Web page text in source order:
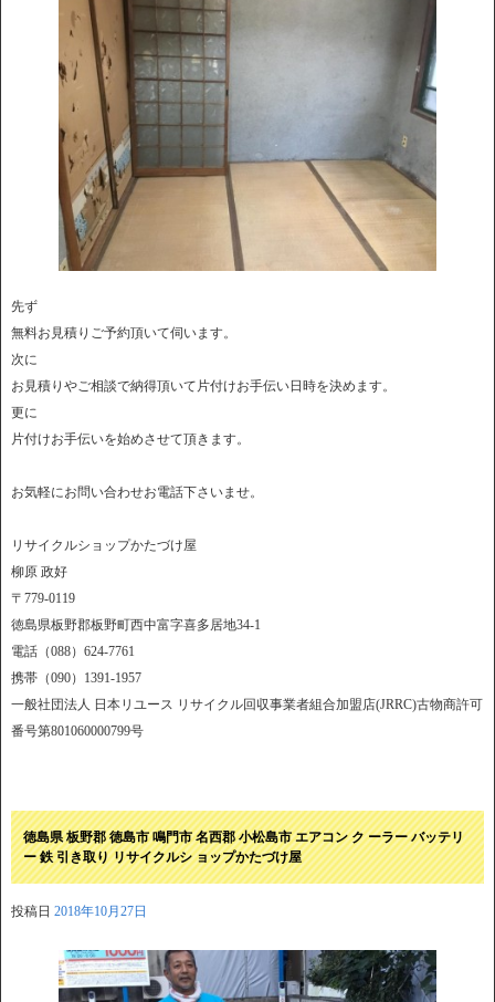
先ず
無料お見積りご予約頂いて伺います。
次に
お見積りやご相談で納得頂いて片付けお手伝い日時を決めます。
更に
片付けお手伝いを始めさせて頂きます。
お気軽にお問い合わせお電話下さいませ。
リサイクルショップかたづけ屋
柳原 政好
〒779-0119
徳島県板野郡板野町西中富字喜多居地34-1
電話（088）624-7761
携帯（090）1391-1957
一般社団法人 日本リユース リサイクル回収事業者組合加盟店(JRRC)古物商許可
番号第801060000799号
徳島県 板野郡 徳島市 鳴門市 名西郡 小松島市 エアコン ク ーラー バッテリ
ー 鉄 引き取り リサイクルシ ョップかたづけ屋
投稿日 2018年10月27日